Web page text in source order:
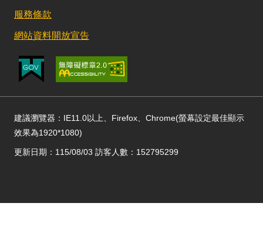
服務條款
網站資料開放宣告
建議瀏覽器：IE11.0以上、Firefox、Chrome(螢幕設定最佳顯示
效果為1920*1080)
更新日期：115/08/03 訪客人數：152795299